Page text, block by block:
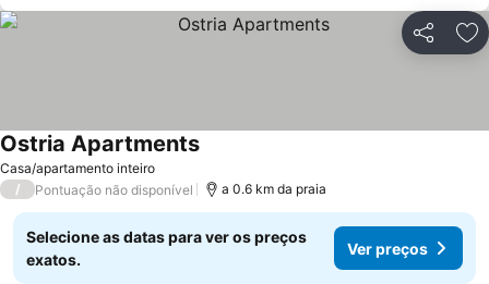
Partilhar
Casa/apartamento inteiro
Ostria Apartments
/ Pontuação não disponível a 0.6 km da praia
Selecione as datas para ver os preços
exatos.
Ver preços